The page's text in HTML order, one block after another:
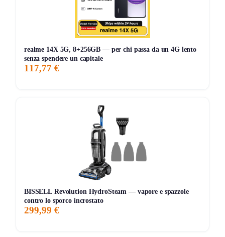
realme 14X 5G, 8+256GB — per chi passa da un 4G lento
senza spendere un capitale
117,77 €
BISSELL Revolution HydroSteam — vapore e spazzole
contro lo sporco incrostato
299,99 €